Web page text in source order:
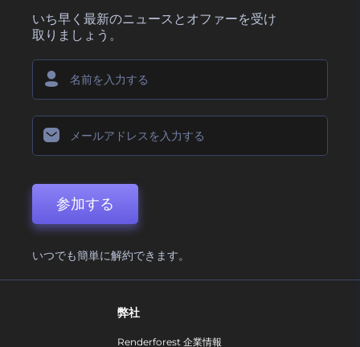
いち早く最新のニュースとオファーを受け
取りましょう。
参加する
いつでも簡単に解約できます。
弊社
Renderforest 企業情報